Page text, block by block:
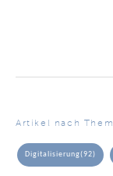
Artikel nach
Digitalisierung(92)